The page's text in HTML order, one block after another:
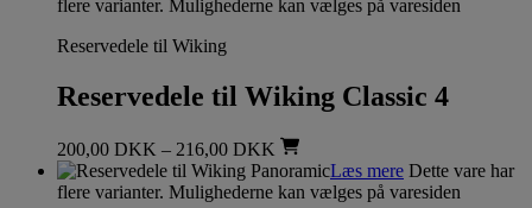
flere varianter. Mulighederne kan vælges på varesiden
Reservedele til Wiking
Reservedele til Wiking Classic 4
200,00 DKK – 216,00 DKK
Læs mere Dette vare har
flere varianter. Mulighederne kan vælges på varesiden